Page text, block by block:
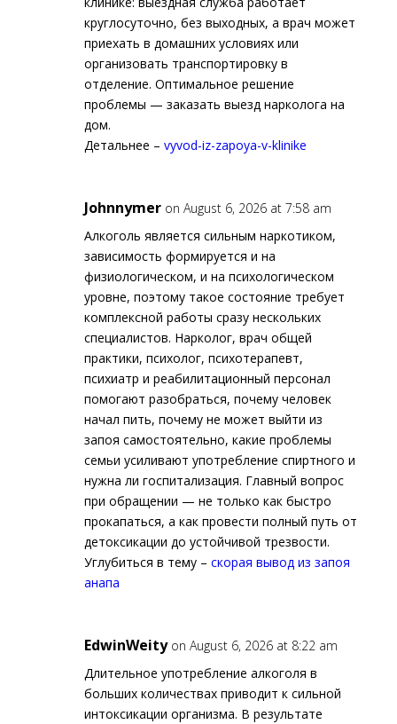
круглосуточно, без выходных, а врач может
приехать в домашних условиях или
организовать транспортировку в
отделение. Оптимальное решение
проблемы — заказать выезд нарколога на
дом.
Детальнее – vyvod-iz-zapoya-v-klinike
Johnnymer on August 6, 2026 at 7:58 am
Алкоголь является сильным наркотиком,
зависимость формируется и на
физиологическом, и на психологическом
уровне, поэтому такое состояние требует
комплексной работы сразу нескольких
специалистов. Нарколог, врач общей
практики, психолог, психотерапевт,
психиатр и реабилитационный персонал
помогают разобраться, почему человек
начал пить, почему не может выйти из
запоя самостоятельно, какие проблемы
семьи усиливают употребление спиртного и
нужна ли госпитализация. Главный вопрос
при обращении — не только как быстро
прокапаться, а как провести полный путь от
детоксикации до устойчивой трезвости.
Углубиться в тему – скорая вывод из запоя
анапа
EdwinWeity on August 6, 2026 at 8:22 am
Длительное употребление алкоголя в
больших количествах приводит к сильной
интоксикации организма. В результате